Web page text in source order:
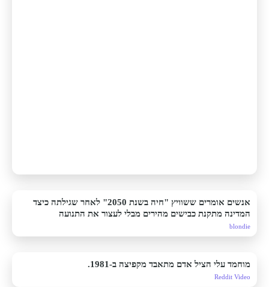
אנשים אומרים ששוויץ "חיה בשנת 2050" לאחר שגילתה כיצד
המדינה מתקנת כבישים מהירים מבלי לעצור את התנועה
blondie
מוחמד עלי הציל אדם מתאבד מקפיצה ב-1981.
Reddit Video